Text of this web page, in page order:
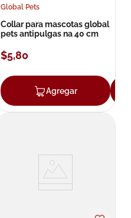
Agregar
Global Pets
Collar para mascotas global
pets antipulgas na 40 cm
$5,80
Agregar